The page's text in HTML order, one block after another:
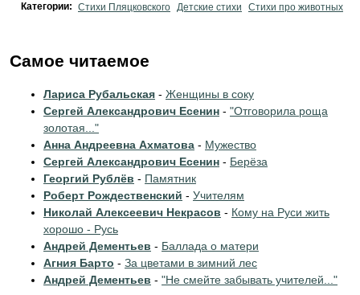
Категории: Стихи Пляцковского Детские стихи Стихи про животных
Самое читаемое
Лариса Рубальская - Женщины в соку
Сергей Александрович Есенин - "Отговорила роща
золотая..."
Анна Андреевна Ахматова - Мужество
Сергей Александрович Есенин - Берёза
Георгий Рублёв - Памятник
Роберт Рождественский - Учителям
Николай Алексеевич Некрасов - Кому на Руси жить
хорошо - Русь
Андрей Дементьев - Баллада о матери
Агния Барто - За цветами в зимний лес
Андрей Дементьев - "Не смейте забывать учителей..."